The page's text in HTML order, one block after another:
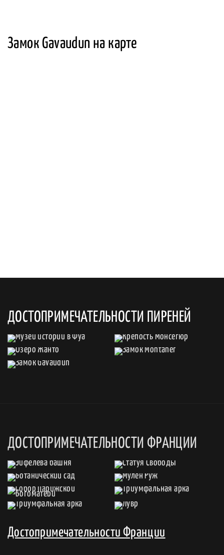
Замок Gavaudun на карте
ДОСТОПРИМЕЧАТЕЛЬНОСТИ ПИРЕНЕЙ
ДОСТОПРИМЕЧАТЕЛЬНОСТИ ФРАНЦИИ
Достопримечательности Франции